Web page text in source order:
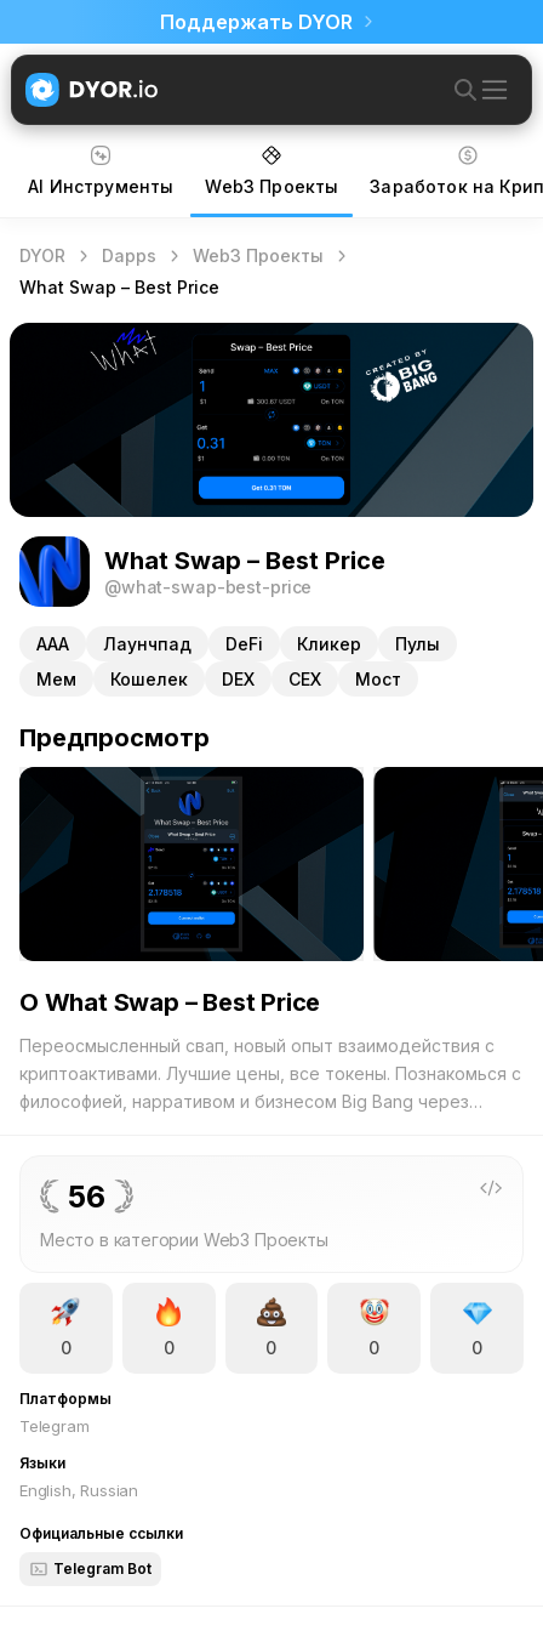
Поддержать DYOR
AI Инструменты Web3 Проекты Заработок на
DYOR Dapps
Web3 Проекты
What Swap – Best Price
What Swap – Best Price
@what-swap-best-price
ААА Лаунчпад DeFi Кликер
Пулы
Мем
Кошелек DEX CEX Мост
Предпросмотр
О What Swap – Best Price
Переосмысленный свап, новый опыт взаимодействия с
криптоактивами. Лучшие цены, все токены. Познакомься с
философией, нарративом и бизнесом Big Bang через
56
Место в категории Web3 Проекты
0 0 0 0 0
Платформы
Telegram
Языки
English, Russian
Официальные ссылки
Telegram Bot